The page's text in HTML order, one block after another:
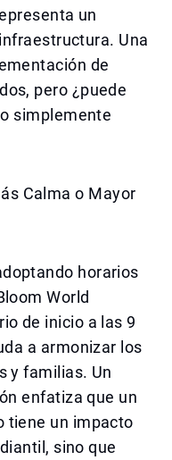
un
Una
de
pero ¿puede
simplemente
Calma o Mayor
horarios
World
de inicio a las 9
a armonizar los
y familias. Un
enfatiza que un
tiene un impacto
sino que